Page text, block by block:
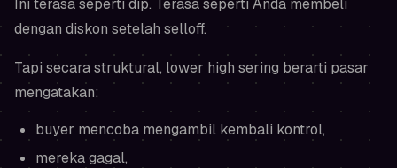
Initerasaseperti dip. Terasa seperti Anda membeli
dengan diskon setelah selloff.
Tapi secara struktural, lower high sering berarti pasar
mengatakan:
buyer mencoba mengambil kembali kontrol,
mereka gagal,